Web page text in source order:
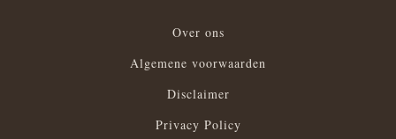
Over ons
Algemene voorwaarden
Disclaimer
Privacy Policy